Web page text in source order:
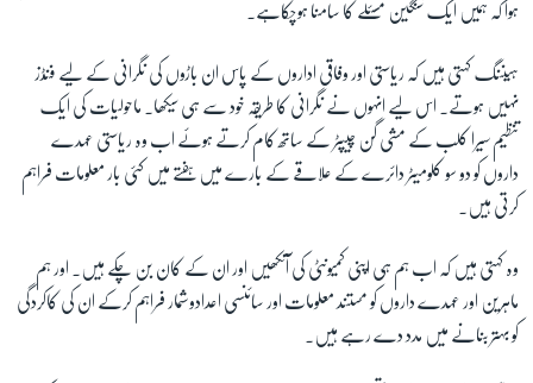
ہوا کہ ہمیں ایک سنگین مسئلے کا سامنا ہوچکاہے۔
ہیننگ کہتی ہیں کہ ریاستی اور وفاقی اداروں کے پاس ان باڑوں کی نگرانی کے لیے فنڈز
نہیں ہوتے۔ اس لیے انہوں نے نگرانی کا طریقہ خود سے ہی سیکھا۔ ماحولیات کی ایک
تنظیم سیرا کلب کے مشی گن چیپٹر کے ساتھ کام کرتے ہوئے اب وہ ریاستی عہدے
داروں کو دو سو کلومیٹر دائرے کے علاقے کے بارے میں ہفتے میں کئی بار معلومات فراہم
کرتی ہیں۔
وہ کہتی ہیں کہ اب ہم ہی اپنی کمیونٹی کی آنکھیں اور ان کے کان بن چکے ہیں۔ اور ہم
ماہرین اور عہدے داروں کو مستند معلومات اور سائنسی اعدادوشمار فراہم کرکے ان کی کاکردگی
کو بہتر بنانے میں مدد دے رہے ہیں۔